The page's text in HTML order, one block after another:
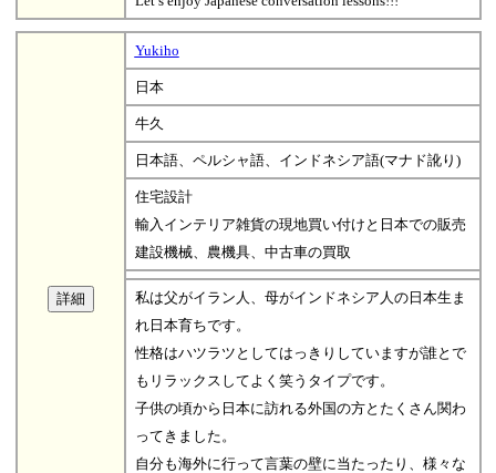
Yukiho
日本
牛久
日本語、ペルシャ語、インドネシア語(マナド訛り)
住宅設計
輸入インテリア雑貨の現地買い付けと日本での販売
建設機械、農機具、中古車の買取
私は父がイラン人、母がインドネシア人の日本生ま
れ日本育ちです。
性格はハツラツとしてはっきりしていますが誰とで
もリラックスしてよく笑うタイプです。
子供の頃から日本に訪れる外国の方とたくさん関わ
ってきました。
自分も海外に行って言葉の壁に当たったり、様々な